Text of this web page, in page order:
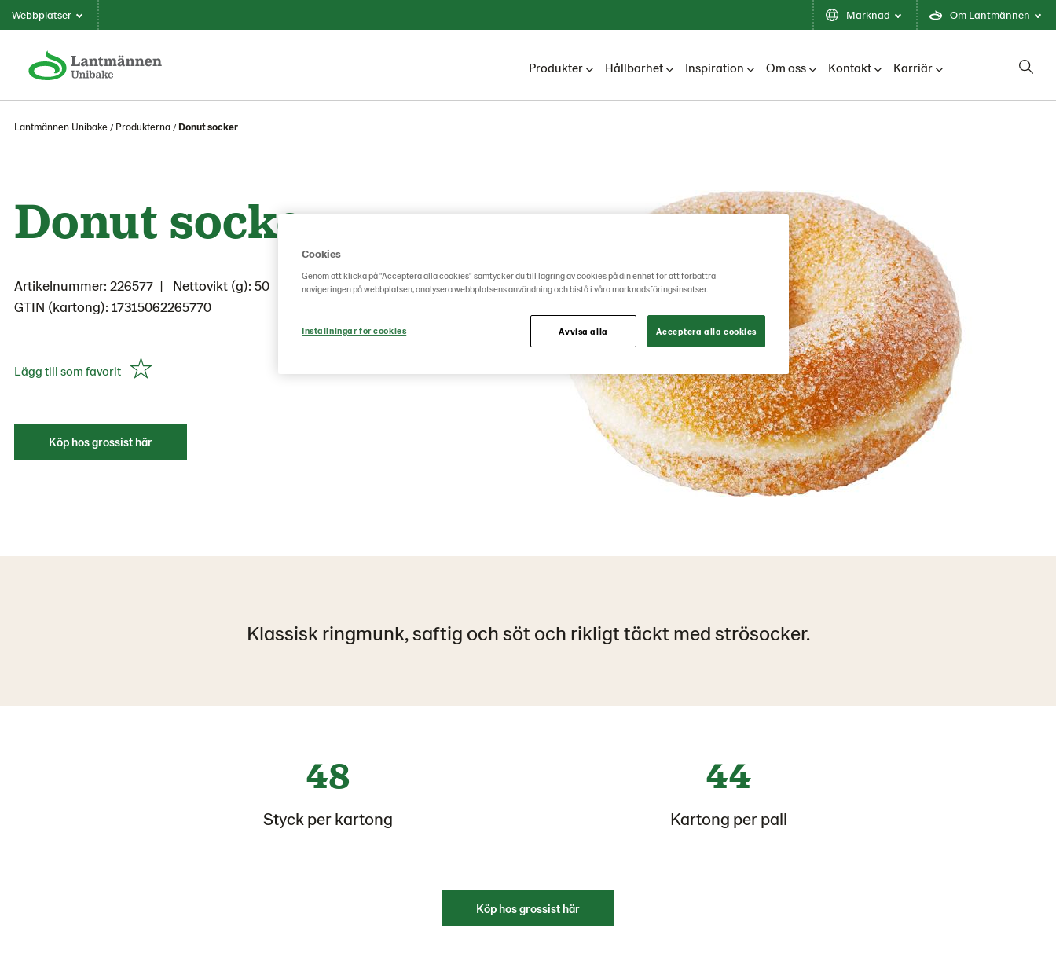
Webbplatser Marknad Om Lantmännen
Produkter Hållbarhet Inspiration Om oss Kontakt Karriär
Lantmännen Unibake Produkterna Donut socker
Donut socker
Artikelnummer: 226577
Nettovikt (g): 50
GTIN (kartong): 17315062265770
Lägg till som favorit
Köp hos grossist här
Klassisk ringmunk, saftig och söt och rikligt täckt med strösocker.
48
Styck per kartong
44
Kartong per pall
Köp hos grossist här
Cookies
Genom att klicka på "Acceptera alla cookies" samtycker du till lagring av cookies på din enhet för att förbättra
navigeringen på webbplatsen, analysera webbplatsens användning och bistå i våra marknadsföringsinsatser.
Inställningar för cookies Avvisa alla Acceptera alla cookies